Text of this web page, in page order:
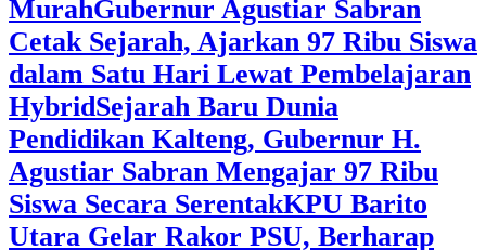
MurahGubernur Agustiar Sabran
Cetak Sejarah, Ajarkan 97 Ribu Siswa
dalam Satu Hari Lewat Pembelajaran
HybridSejarah Baru Dunia
Pendidikan Kalteng, Gubernur H.
Agustiar Sabran Mengajar 97 Ribu
Siswa Secara SerentakKPU Barito
Utara Gelar Rakor PSU, Berharap